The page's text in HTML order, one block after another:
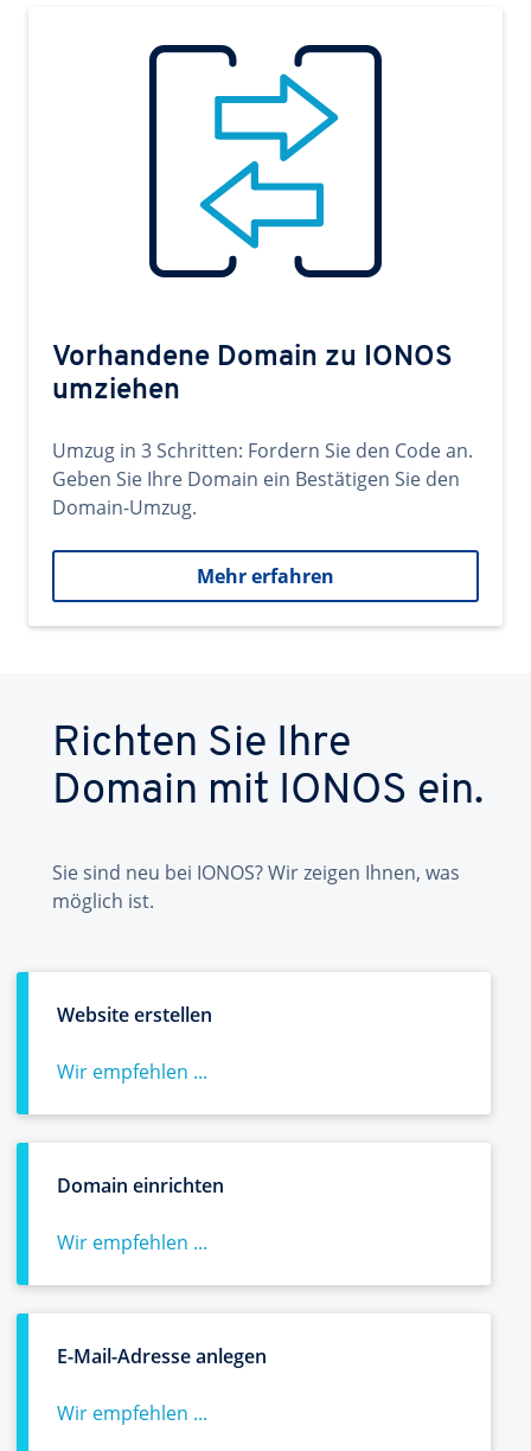
Vorhandene Domain zu IONOS
umziehen
Umzug in 3 Schritten: Fordern Sie den Code an.
Geben Sie Ihre Domain ein Bestätigen Sie den
Domain-Umzug.
Mehr erfahren
Richten Sie Ihre
Domain mit IONOS ein.
Sie sind neu bei IONOS? Wir zeigen Ihnen, was
möglich ist.
Website erstellen
Wir empfehlen ...
Domain einrichten
Wir empfehlen ...
E-Mail-Adresse anlegen
Wir empfehlen ...